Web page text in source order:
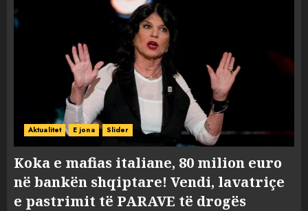
Aktualitet E jona Slider
Koka e mafias italiane, 80 milion euro
në bankën shqiptare! Vendi, lavatriçe
e pastrimit të PARAVE të drogës